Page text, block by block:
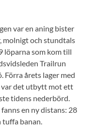
var en aning bister
molnigt och stundtals
löparna som kom till
Trailrun
Förra årets lager med
var det utbytt mot ett
tidens nederbörd.
en ny distans: 28
banan.